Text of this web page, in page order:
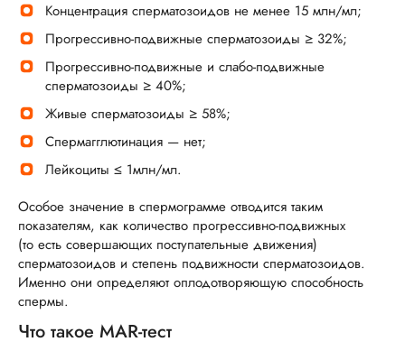
Концентрация сперматозоидов не менее 15 млн/мл;
Прогрессивно-подвижные сперматозоиды ≥ 32%;
Прогрессивно-подвижные и слабо-подвижные
сперматозоиды ≥ 40%;
Живые сперматозоиды ≥ 58%;
Спермагглютинация — нет;
Лейкоциты ≤ 1млн/мл.
Особое значение в спермограмме отводится таким
показателям, как количество прогрессивно-подвижных
(то есть совершающих поступательные движения)
сперматозоидов и степень подвижности сперматозоидов.
Именно они определяют оплодотворяющую способность
спермы.
Что такое MAR-тест